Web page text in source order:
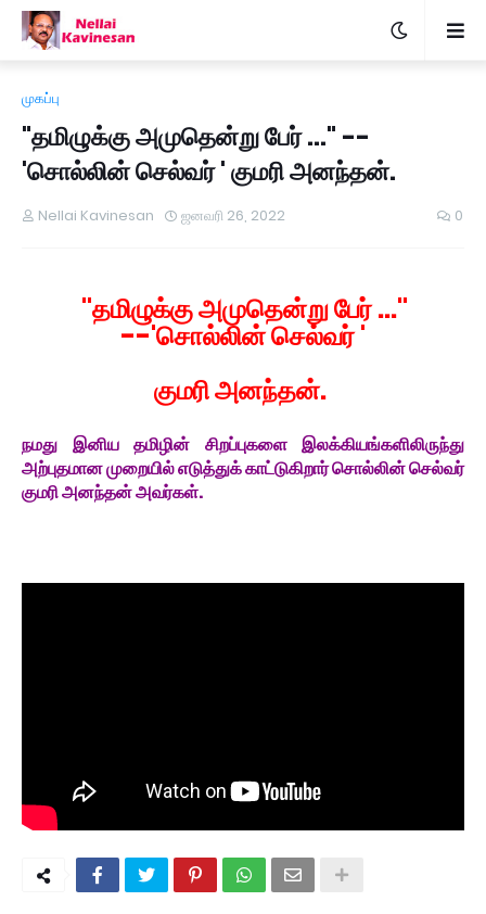
முகப்பு
"தமிழுக்கு அமுதென்று பேர் ..." --
'சொல்லின் செல்வர் ' குமரி அனந்தன்.
Nellai Kavinesan ஜனவரி 26, 2022 0
"தமிழுக்கு அமுதென்று பேர் ..."
--'சொல்லின் செல்வர் '
குமரி அனந்தன்.
நமது இனிய தமிழின் சிறப்புகளை இலக்கியங்களிலிருந்து
அற்புதமான முறையில் எடுத்துக் காட்டுகிறார் சொல்லின் செல்வர்
குமரி அனந்தன் அவர்கள்.